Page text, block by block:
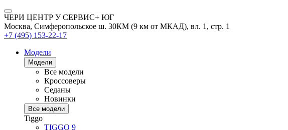
ЧЕРИ ЦЕНТР У СЕРВИС+ ЮГ
Москва, Симферопольское ш. 30КМ (9 км от МКАД), вл. 1, стр. 1
+7 (495) 153-22-17
Модели
Модели
Все модели
Кроссоверы
Седаны
Новинки
Все модели
Tiggo
TIGGO 9